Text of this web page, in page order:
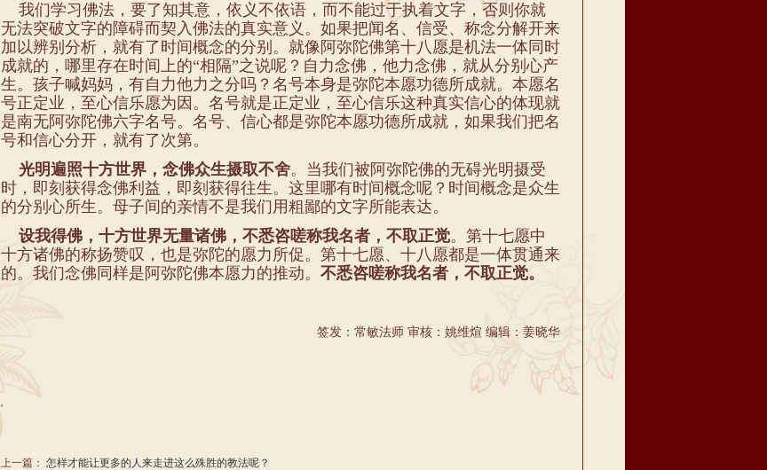
我们学习佛法，要了知其意，依义不依语，而不能过于执着文字，否则你就
无法突破文字的障碍而契入佛法的真实意义。如果把闻名、信受、称念分解开来
加以辨别分析，就有了时间概念的分别。就像阿弥陀佛第十八愿是机法一体同时
成就的，哪里存在时间上的“相隔”之说呢？自力念佛，他力念佛，就从分别心产
生。孩子喊妈妈，有自力他力之分吗？名号本身是弥陀本愿功德所成就。本愿名
号正定业，至心信乐愿为因。名号就是正定业，至心信乐这种真实信心的体现就
是南无阿弥陀佛六字名号。名号、信心都是弥陀本愿功德所成就，如果我们把名
号和信心分开，就有了次第。
光明遍照十方世界，念佛众生摄取不舍。当我们被阿弥陀佛的无碍光明摄受
时，即刻获得念佛利益，即刻获得往生。这里哪有时间概念呢？时间概念是众生
的分别心所生。母子间的亲情不是我们用粗鄙的文字所能表达。
设我得佛，十方世界无量诸佛，不悉咨嗟称我名者，不取正觉。第十七愿中
十方诸佛的称扬赞叹，也是弥陀的愿力所促。第十七愿、十八愿都是一体贯通来
的。我们念佛同样是阿弥陀佛本愿力的推动。 不悉咨嗟称我名者，不取正觉。
签发：常敏法师 审核：姚维煊 编辑：姜晓华
'
上一篇： 怎样才能让更多的人来走进这么殊胜的教法呢？